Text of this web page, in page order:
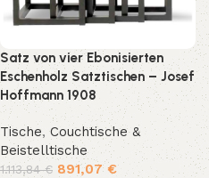
Satz von vier Ebonisierten
Eschenholz Satztischen – Josef
Hoffmann 1908
Tische,Couchtische &
Beistelltische
1.113,84€ 891,07 €